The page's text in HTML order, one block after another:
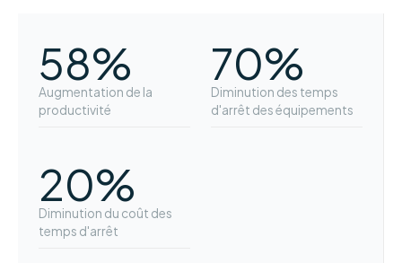
58%
Augmentation de la
productivité
70%
Diminution des temps
d'arrêt des équipements
20%
Diminution du coût des
temps d'arrêt